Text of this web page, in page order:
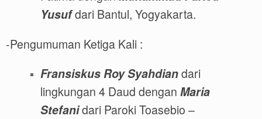
Yusufdari Bantul, Yogyakarta.
-Pengumuman Ketiga Kali :
Fransiskus Roy Syahdiandari
lingkungan 4 Daud dengan Maria
Stefanidari Paroki Toasebio –